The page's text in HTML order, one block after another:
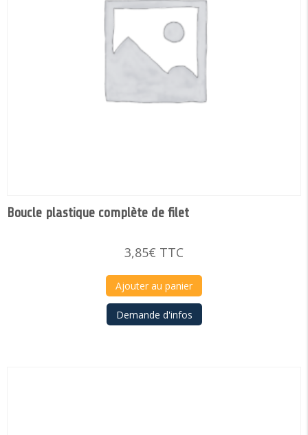
Boucle plastique complète de filet
3,85€ TTC
Ajouter au panier
Demande d'infos